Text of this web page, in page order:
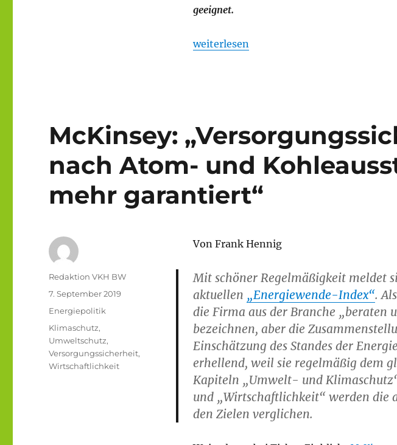
geeignet.
„TH OWL | Schub für die Windkraft:
weiterlesen
McKinsey:
nach Atom- und
mehr garantiert“
Von Frank Hennig
Mit schöner Regelmäßigkeit meldet
aktuellen „Energiewende-Index“.
die Firma aus der Branche „beraten
bezeichnen, aber die
Einschätzung des Standes der
erhellend, weil sie regelmäßig dem
Kapiteln „Umwelt- und
und „Wirtschaftlichkeit“ werden die
den Zielen verglichen.
Autor
Redaktion VKH BW
Veröffentlicht
7. September 2019
Kategorien
Energiepolitik
Schlagwörter
Klimaschutz,
Umweltschutz,
Versorgungssicherheit,
Wirtschaftlichkeit